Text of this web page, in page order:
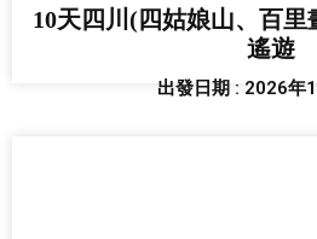
10天四川(四姑娘山、百里
遙遊
出發日期 : 2026年